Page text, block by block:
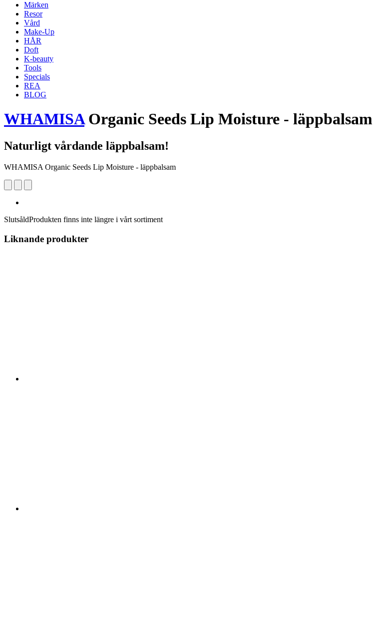
Märken
Resor
Vård
Make-Up
HÅR
Doft
K-beauty
Tools
Specials
REA
BLOG
WHAMISAOrganic Seeds Lip Moisture - läppbalsam
Naturligt vårdande läppbalsam!
WHAMISA Organic Seeds Lip Moisture - läppbalsam
SlutsåldProdukten finns inte längre i vårt sortiment
Liknande produkter